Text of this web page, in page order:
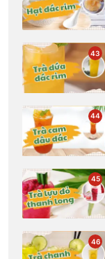
43
44
45
46